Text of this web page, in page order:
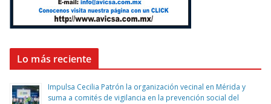
Lo más reciente
Impulsa Cecilia Patrón la organización vecinal en Mérida y
suma a comités de vigilancia en la prevención social del